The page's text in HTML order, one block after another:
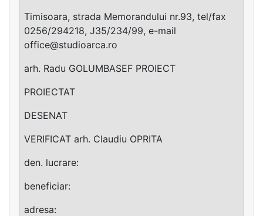
Timisoara, strada Memorandului nr.93, tel/fax
0256/294218, J35/234/99, e-mail
office@studioarca.ro
arh. Radu GOLUMBASEF PROIECT
PROIECTAT
DESENAT
VERIFICAT arh. Claudiu OPRITA
den. lucrare:
beneficiar:
adresa: